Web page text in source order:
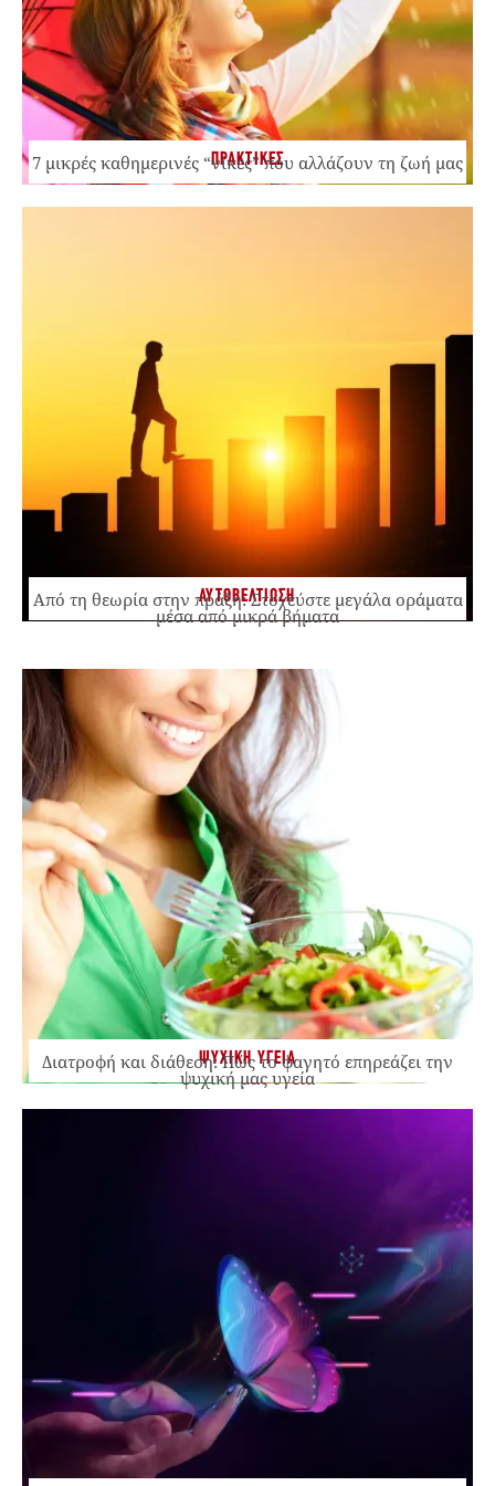
ΠΡΑΚΤΙΚΕΣ
7 μικρές καθημερινές “νίκες” που αλλάζουν τη ζωή μας
ΑΥΤΟΒΕΛΤΙΩΣΗ
Από τη θεωρία στην πράξη: Στοχεύστε μεγάλα οράματα
μέσα από μικρά βήματα
ΨΥΧΙΚΗ ΥΓΕΙΑ
Διατροφή και διάθεση: Πώς το φαγητό επηρεάζει την
ψυχική μας υγεία